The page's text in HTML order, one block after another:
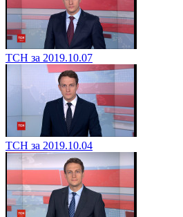
ТСН за 2019.10.07
ТСН за 2019.10.04